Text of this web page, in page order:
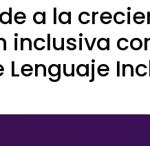
a la